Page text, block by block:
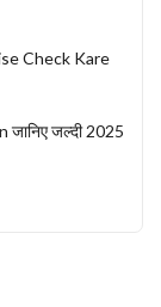
Check Kare
जल्दी 2025